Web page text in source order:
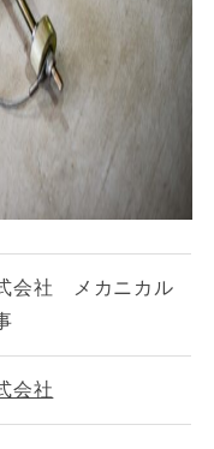
会社 メカニカル
会社